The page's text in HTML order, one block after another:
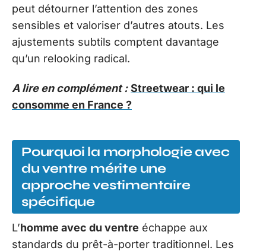
peut détourner l’attention des zones
sensibles et valoriser d’autres atouts. Les
ajustements subtils comptent davantage
qu’un relooking radical.
A lire en complément : Streetwear : qui le
consomme en France ?
Pourquoi la morphologie avec
du ventre mérite une
approche vestimentaire
spécifique
L’homme avec du ventre échappe aux
standards du prêt-à-porter traditionnel. Les